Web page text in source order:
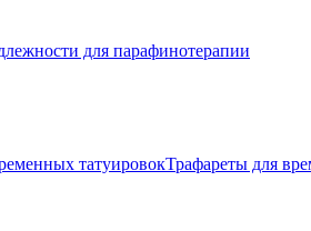
для парафинотерапии
татуировокТрафареты для